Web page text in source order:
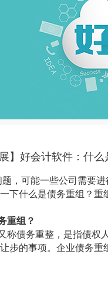
展】好会计软件：什
题，可能一些公司需要
下什么是债务重组？重
重组？
称债务重整，是指债权
步的事项。企业债务